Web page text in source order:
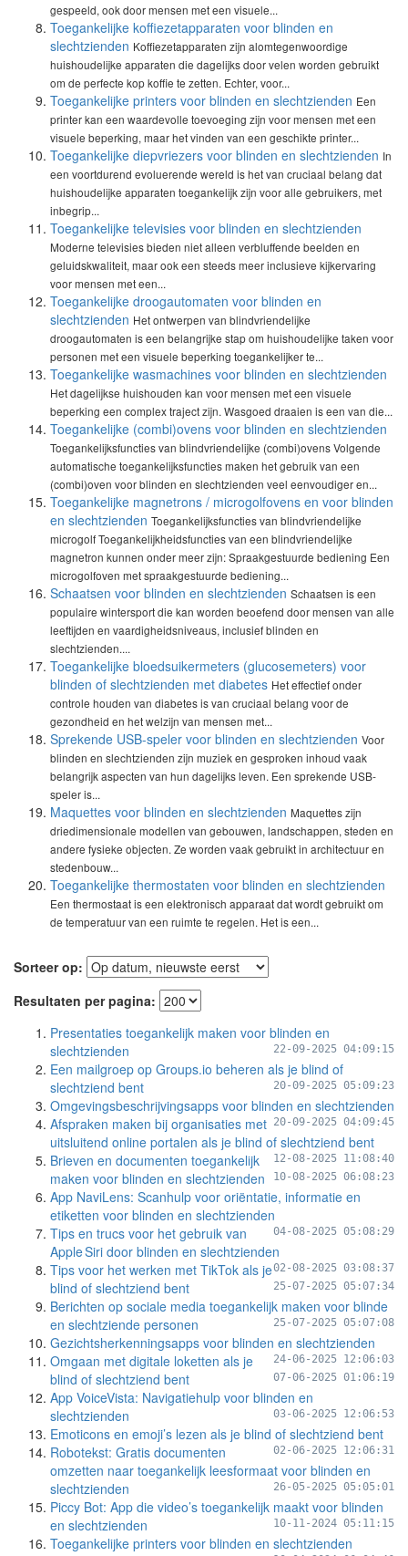
gespeeld, ook door mensen met een visuele...
Toegankelijke koffiezetapparaten voor blinden en
slechtzienden Koffiezetapparaten zijn alomtegenwoordige
huishoudelijke apparaten die dagelijks door velen worden gebruikt
om de perfecte kop koffie te zetten. Echter, voor...
Toegankelijke printers voor blinden en slechtzienden Een
printer kan een waardevolle toevoeging zijn voor mensen met een
visuele beperking, maar het vinden van een geschikte printer...
Toegankelijke diepvriezers voor blinden en slechtzienden In
een voortdurend evoluerende wereld is het van cruciaal belang dat
huishoudelijke apparaten toegankelijk zijn voor alle gebruikers, met
inbegrip...
Toegankelijke televisies voor blinden en slechtzienden
Moderne televisies bieden niet alleen verbluffende beelden en
geluidskwaliteit, maar ook een steeds meer inclusieve kijkervaring
voor mensen met een...
Toegankelijke droogautomaten voor blinden en
slechtzienden Het ontwerpen van blindvriendelijke
droogautomaten is een belangrijke stap om huishoudelijke taken voor
personen met een visuele beperking toegankelijker te...
Toegankelijke wasmachines voor blinden en slechtzienden
Het dagelijkse huishouden kan voor mensen met een visuele
beperking een complex traject zijn. Wasgoed draaien is een van die...
Toegankelijke (combi)ovens voor blinden en slechtzienden
Toegankelijksfuncties van blindvriendelijke (combi)ovens Volgende
automatische toegankelijksfuncties maken het gebruik van een
(combi)oven voor blinden en slechtzienden veel eenvoudiger en...
Toegankelijke magnetrons / microgolfovens en voor blinden
en slechtzienden Toegankelijksfuncties van blindvriendelijke
microgolf Toegankelijkheidsfuncties van een blindvriendelijke
magnetron kunnen onder meer zijn: Spraakgestuurde bediening Een
microgolfoven met spraakgestuurde bediening...
Schaatsen voor blinden en slechtzienden Schaatsen is een
populaire wintersport die kan worden beoefend door mensen van alle
leeftijden en vaardigheidsniveaus, inclusief blinden en
slechtzienden....
Toegankelijke bloedsuikermeters (glucosemeters) voor
blinden of slechtzienden met diabetes Het effectief onder
controle houden van diabetes is van cruciaal belang voor de
gezondheid en het welzijn van mensen met...
Sprekende USB-speler voor blinden en slechtzienden Voor
blinden en slechtzienden zijn muziek en gesproken inhoud vaak
belangrijk aspecten van hun dagelijks leven. Een sprekende USB-
speler is...
Maquettes voor blinden en slechtzienden Maquettes zijn
driedimensionale modellen van gebouwen, landschappen, steden en
andere fysieke objecten. Ze worden vaak gebruikt in architectuur en
stedenbouw...
Toegankelijke thermostaten voor blinden en slechtzienden
Een thermostaat is een elektronisch apparaat dat wordt gebruikt om
de temperatuur van een ruimte te regelen. Het is een...
Sorteer op:
Resultaten per pagina:
Presentaties toegankelijk maken voor blinden en
slechtzienden
22-09-2025 04:09:15
Een mailgroep op Groups.io beheren als je blind of
slechtziend bent
20-09-2025 05:09:23
Omgevingsbeschrijvingsapps voor blinden en slechtzienden
20-09-2025 04:09:45
Afspraken maken bij organisaties met
uitsluitend online portalen als je blind of slechtziend bent
12-08-2025 11:08:40
Brieven en documenten toegankelijk
maken voor blinden en slechtzienden
10-08-2025 06:08:23
App NaviLens: Scanhulp voor oriëntatie, informatie en
etiketten voor blinden en slechtzienden
04-08-2025 05:08:29
Tips en trucs voor het gebruik van
Apple Siri door blinden en slechtzienden
02-08-2025 03:08:37
Tips voor het werken met TikTok als je
blind of slechtziend bent
25-07-2025 05:07:34
Berichten op sociale media toegankelijk maken voor blinde
en slechtziende personen
25-07-2025 05:07:08
Gezichtsherkenningsapps voor blinden en slechtzienden
24-06-2025 12:06:03
Omgaan met digitale loketten als je
blind of slechtziend bent
07-06-2025 01:06:19
App VoiceVista: Navigatiehulp voor blinden en
slechtzienden
03-06-2025 12:06:53
Emoticons en emoji’s lezen als je blind of slechtziend bent
02-06-2025 12:06:31
Robotekst: Gratis documenten
omzetten naar toegankelijk leesformaat voor blinden en
slechtzienden
26-05-2025 05:05:01
Piccy Bot: App die video’s toegankelijk maakt voor blinden
en slechtzienden
10-11-2024 05:11:15
Toegankelijke printers voor blinden en slechtzienden